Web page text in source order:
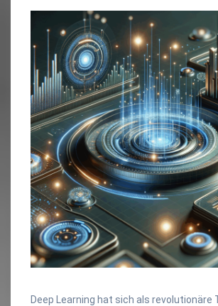
Deep Learning hat sich als revolutionäre